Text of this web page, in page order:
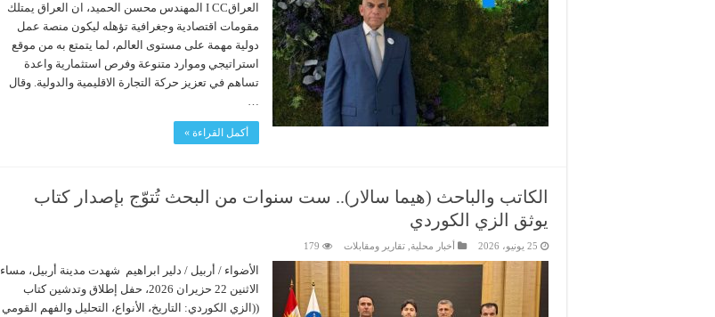
العراقI CC المهندس محسن الحميد، ان العراق يمتلك
مقومات اقتصادية وجغرافية تؤهله ليكون منصة عمل
دولية مهمة على مستوى العالم، لما يتمتع به من موقع
استراتيجي وموارد متنوعة وفرص استثمارية واعدة
تساهم في تعزيز حركة التجارة الاقليمية والدولية. وقال
…
أكمل القراءة »
​الكاتب والباحث (هیما سالار).. ست سنوات من البحث تُتوّج بإصدار كتاب
يوثق الزي الكوردي
25 يونيو، 2026 أخبار محلية, تقارير ومقابلات 179
الأضواء / أربيل / دلیر ابراهیم شهدت مدينة أربيل، مساء
الاثنين 22 حزيران 2026، حفل إطلاق وتدشين كتاب
((الزي الكوردي: التاريخ، الأنواع، التحليل والفهم القومي